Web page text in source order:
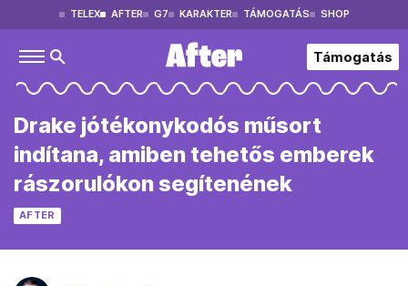
TELEX AFTER G7 KARAKTER TÁMOGATÁS SHOP
Támogatás
Drake jótékonykodós műsort
indítana, amiben tehetős emberek
rászorulókon segítenének
AFTER